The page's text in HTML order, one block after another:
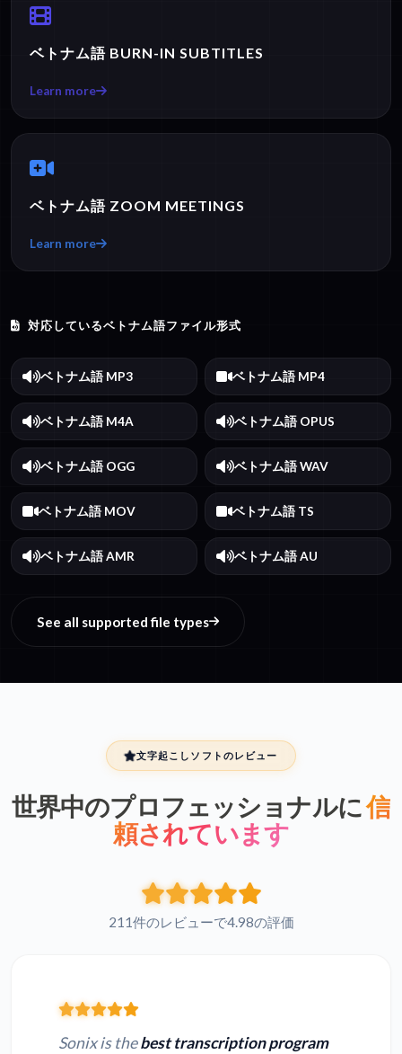
ベトナム語 BURN-IN SUBTITLES
Learn more
ベトナム語 ZOOM MEETINGS
Learn more
対応しているベトナム語ファイル形式
ベトナム語 MP3 ベトナム語 MP4
ベトナム語 M4A ベトナム語 OPUS
ベトナム語 OGG ベトナム語 WAV
ベトナム語 MOV ベトナム語 TS
ベトナム語 AMR ベトナム語 AU
See all supported file types
文字起こしソフトのレビュー
世界中のプロフェッショナルに信
頼されています
211件のレビューで4.98の評価
Sonix is thebest transcription program